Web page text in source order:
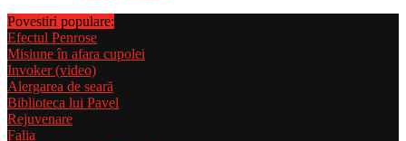
Povestiri populare:
Efectul Penrose
Misiune în afara cupolei
Invoker (video)
Alergarea de seară
Biblioteca lui Pavel
Rejuvenare
Falia